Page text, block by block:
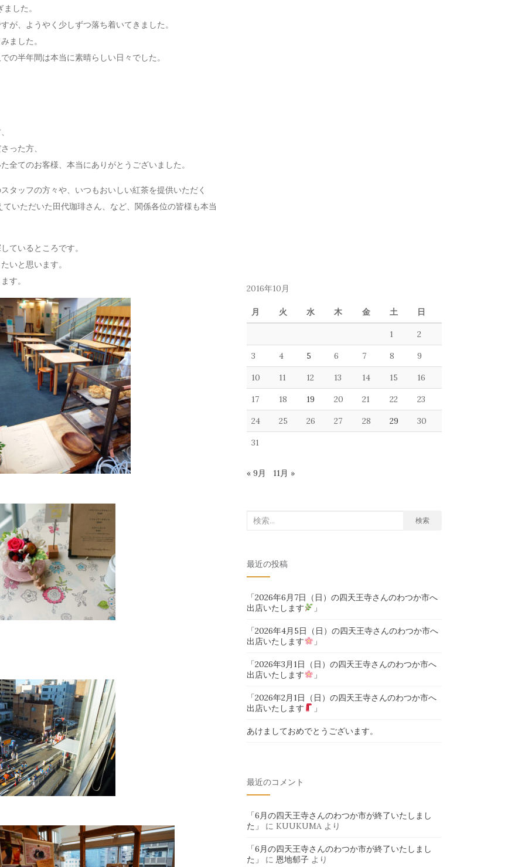
した。
が、ようやく少しずつ落ち着いてきました。
ました。
の半年間は本当に素晴らしい日々でした。
った方、
全てのお客様、本当にありがとうございました。
タッフの方々や、いつもおいしい紅茶を提供いただく
いただいた田代珈琲さん、など、関係各位の皆様も本当
ているところです。
いと思います。
す。
2016年10月
月 火 水 木 金 土 日
1 2
3 4 5 6 7 8 9
10 11 12 13 14 15 16
17 18 19 20 21 22 23
24 25 26 27 28 29 30
31
« 9月 11月 »
検
象:
検索
最近の投稿
「2026年6月7日（日）の四天王寺さんのわつか市へ
出店いたします
」
「2026年4月5日（日）の四天王寺さんのわつか市へ
出店いたします
」
「2026年3月1日（日）の四天王寺さんのわつか市へ
出店いたします
」
「2026年2月1日（日）の四天王寺さんのわつか市へ
出店いたします
」
あけましておめでとうございます。
最近のコメント
「6月の四天王寺さんのわつか市が終了いたしまし
た」
に KUUKUMAより
「6月の四天王寺さんのわつか市が終了いたしまし
た」
に 恩地郁子より